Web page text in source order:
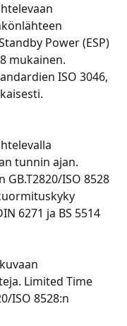
Power (ESP)
mukainen.
ISO 3046,
tunnin ajan.
ISO 8528
6271 ja BS 5514
Limited Time
ISO 8528:n